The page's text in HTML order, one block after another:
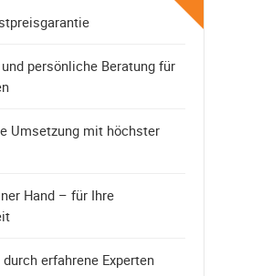
persönliche Beratung für
Umsetzung mit höchster
Hand – für Ihre
erfahrene Experten